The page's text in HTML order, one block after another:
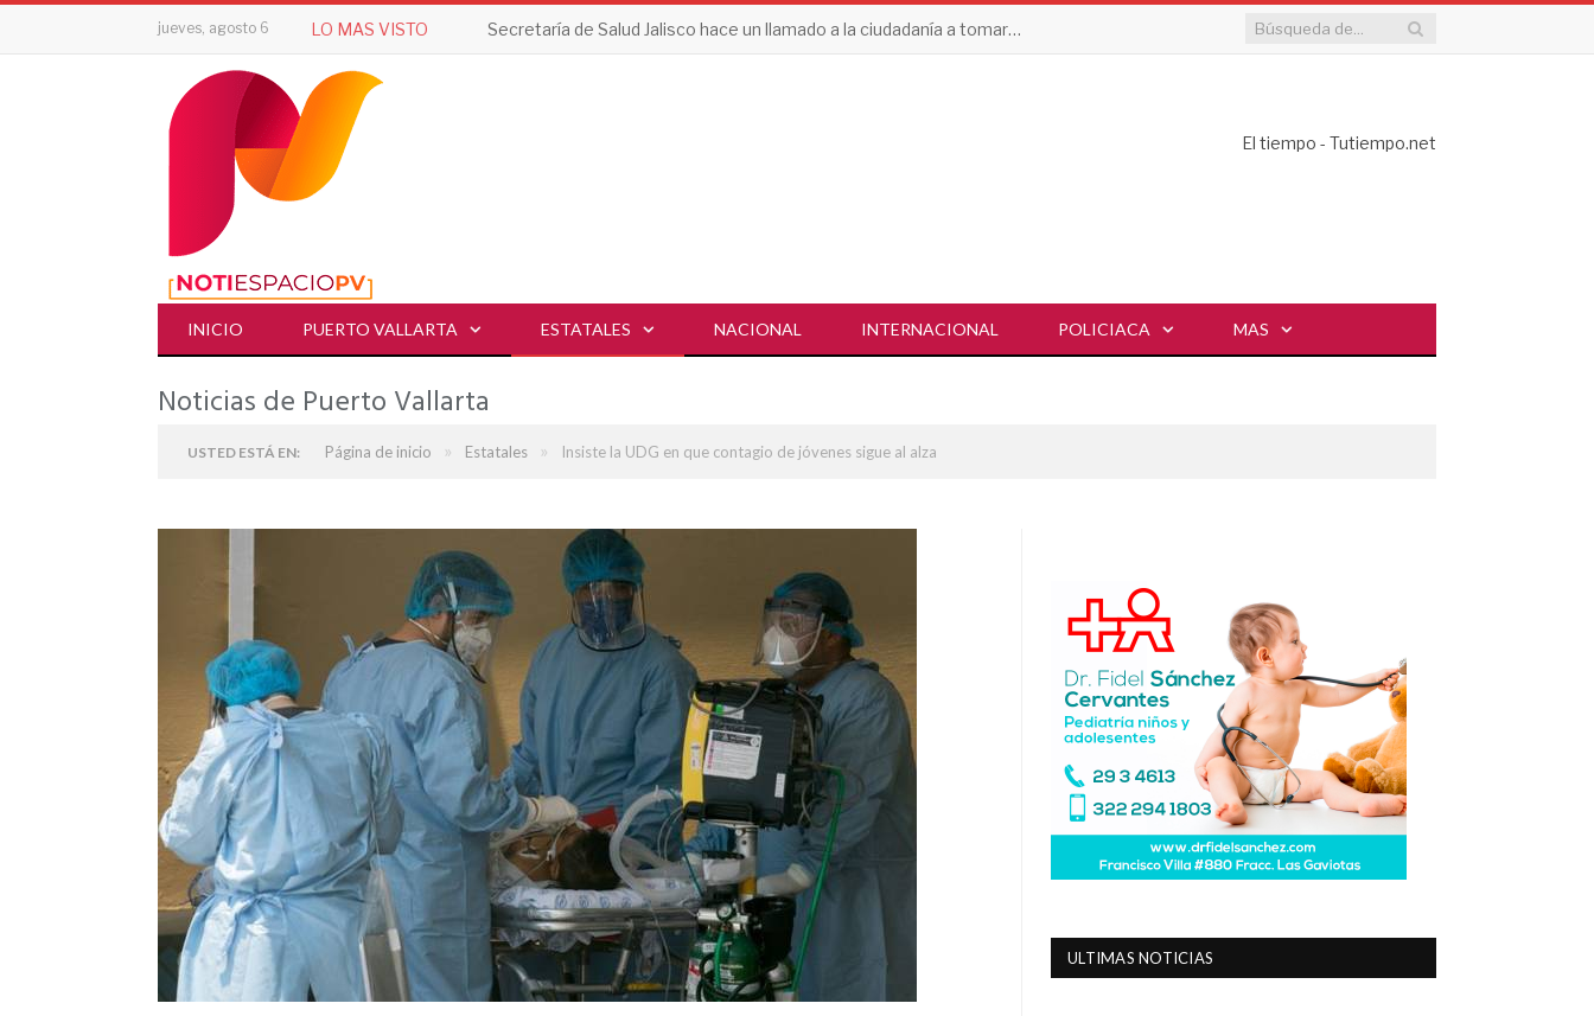
jueves, agosto 6 LO MAS VISTO Secretaría de Salud Jalisco hace un llamado a la ciudadanía a tomar acciones contra el dengue en esta temporada de lluvias
El tiempo - Tutiempo.net
INICIO PUERTO VALLARTA ESTATALES NACIONAL INTERNACIONAL POLICIACA MAS
Noticias de Puerto Vallarta
USTED ESTÁ EN: Página de inicio » Estatales » Insiste la UDG en que contagio de jóvenes sigue al alza
ULTIMAS NOTICIAS